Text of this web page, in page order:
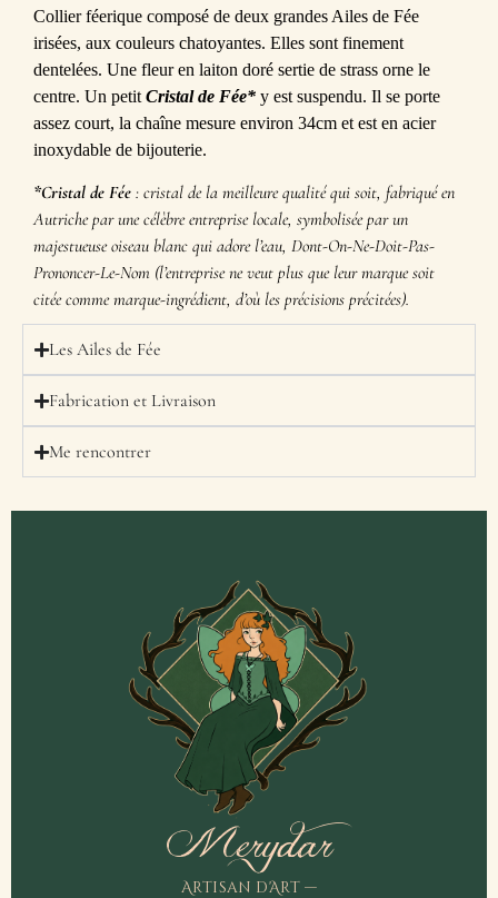
Collier féerique composé de deux grandes Ailes de Fée
irisées, aux couleurs chatoyantes. Elles sont finement
dentelées. Une fleur en laiton doré sertie de strass orne le
centre. Un petit Cristal de Fée* y est suspendu. Il se porte
assez court, la chaîne mesure environ 34cm et est en acier
inoxydable de bijouterie.
*Cristal de Fée : cristal de la meilleure qualité qui soit, fabriqué en
Autriche par une célèbre entreprise locale, symbolisée par un
majestueuse oiseau blanc qui adore l’eau, Dont-On-Ne-Doit-Pas-
Prononcer-Le-Nom (l’entreprise ne veut plus que leur marque soit
citée comme marque-ingrédient, d’où les précisions précitées).
Les Ailes de Fée
Fabrication et Livraison
Me rencontrer
Merydar
Artisan d'Art —